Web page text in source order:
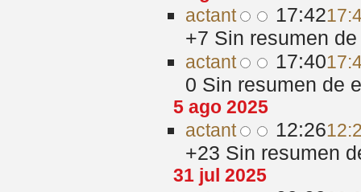
actant 17:42
+7 Sin resumen
actant 17:40
0 Sin resumen de
5 ago 2025
actant 12:26
+23 Sin resumen
31 jul 2025